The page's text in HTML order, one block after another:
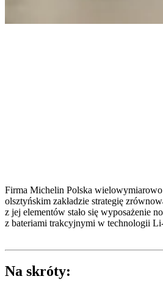
Firma Michelin Polska
olsztyńskim zakładzie strategię
z jej elementów stało się wyposażenie
z bateriami trakcyjnymi w technologii
Na skróty: